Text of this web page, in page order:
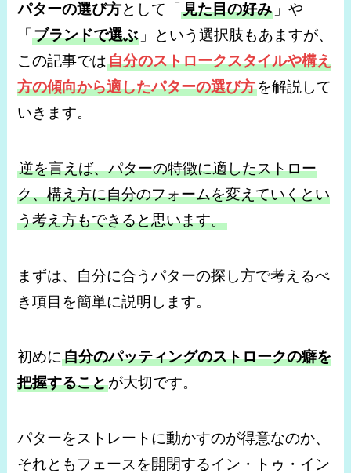
パターの選び方として「見た目の好み 」や
「ブランドで選ぶ 」という選択肢もあますが、
この記事では自分のストロークスタイルや構え
方の傾向から適したパターの選び方を解説して
いきます。
逆を言えば、パターの特徴に適したストロー
ク、構え方に自分のフォームを変えていくとい
う考え方もできると思います。
まずは、自分に合うパターの探し方で考えるべ
き項目を簡単に説明します。
初めに自分のパッティングのストロークの癖を
把握することが大切です。
パターをストレートに動かすのが得意なのか、
それともフェースを開閉するイン・トゥ・イン